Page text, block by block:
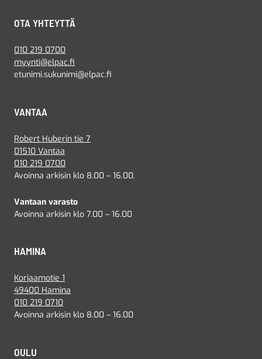
OTA YHTEYTTÄ
010 219 0700
myynti@elpac.fi
etunimi.sukunimi@elpac.fi
VANTAA
Robert Huberin tie 7
01510 Vantaa
010 219 0700
Avoinna arkisin klo 8.00 – 16.00.
Vantaan varasto
Avoinna arkisin klo 7.00 – 16.00
HAMINA
Korjaamotie 1
49400 Hamina
010 219 0710
Avoinna arkisin klo 8.00 – 16.00
OULU